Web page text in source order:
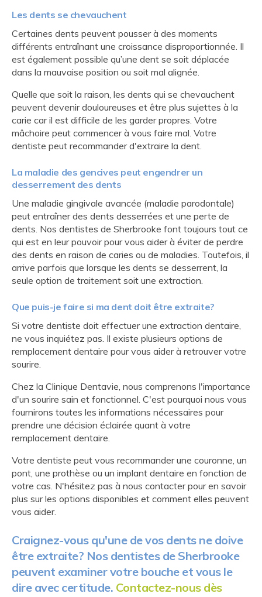
Les dents se chevauchent
Certaines dents peuvent pousser à des moments
différents entraînant une croissance disproportionnée. Il
est également possible qu’une dent se soit déplacée
dans la mauvaise position ou soit mal alignée.
Quelle que soit la raison, les dents qui se chevauchent
peuvent devenir douloureuses et être plus sujettes à la
carie car il est difficile de les garder propres. Votre
mâchoire peut commencer à vous faire mal. Votre
dentiste peut recommander d'extraire la dent.
La maladie des gencives peut engendrer un
desserrement des dents
Une maladie gingivale avancée (maladie parodontale)
peut entraîner des dents desserrées et une perte de
dents. Nos dentistes de Sherbrooke font toujours tout ce
qui est en leur pouvoir pour vous aider à éviter de perdre
des dents en raison de caries ou de maladies. Toutefois, il
arrive parfois que lorsque les dents se desserrent, la
seule option de traitement soit une extraction.
Que puis-je faire si ma dent doit être extraite?
Si votre dentiste doit effectuer une extraction dentaire,
ne vous inquiétez pas. Il existe plusieurs options de
remplacement dentaire pour vous aider à retrouver votre
sourire.
Chez la Clinique Dentavie, nous comprenons l'importance
d'un sourire sain et fonctionnel. C'est pourquoi nous vous
fournirons toutes les informations nécessaires pour
prendre une décision éclairée quant à votre
remplacement dentaire.
Votre dentiste peut vous recommander une couronne, un
pont, une prothèse ou un implant dentaire en fonction de
votre cas. N'hésitez pas à nous contacter pour en savoir
plus sur les options disponibles et comment elles peuvent
vous aider.
Craignez-vous qu'une de vos dents ne doive
être extraite? Nos dentistes de Sherbrooke
peuvent examiner votre bouche et vous le
dire avec certitude. Contactez-nous dès